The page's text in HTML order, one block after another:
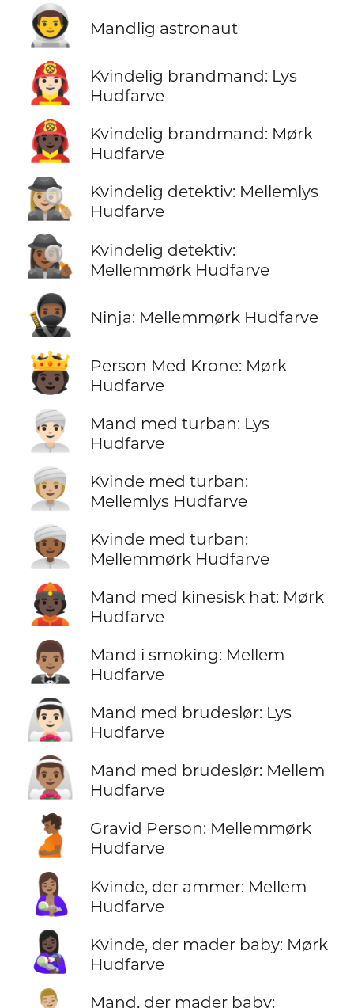
👨‍🚀 Mandlig astronaut
👩🏻‍🚒
Kvindelig brandmand: Lys
Hudfarve
👩🏿‍🚒
Kvindelig brandmand: Mørk
Hudfarve
🕵🏼‍♀️
Kvindelig detektiv: Mellemlys
Hudfarve
🕵🏾‍♀️
Kvindelig detektiv:
Mellemmørk Hudfarve
🥷🏾 Ninja: Mellemmørk Hudfarve
🫅🏿
Person Med Krone: Mørk
Hudfarve
👳🏻‍♂️
Mand med turban: Lys
Hudfarve
👳🏼‍♀️
Kvinde med turban:
Mellemlys Hudfarve
👳🏾‍♀️
Kvinde med turban:
Mellemmørk Hudfarve
👲🏿
Mand med kinesisk hat: Mørk
Hudfarve
🤵🏽‍♂️
Mand i smoking: Mellem
Hudfarve
👰🏻‍♂️
Mand med brudeslør: Lys
Hudfarve
👰🏽‍♂️
Mand med brudeslør: Mellem
Hudfarve
🫄🏾
Gravid Person: Mellemmørk
Hudfarve
🤱🏽
Kvinde, der ammer: Mellem
Hudfarve
👩🏿‍🍼
Kvinde, der mader baby: Mørk
Hudfarve
Mand, der mader baby: